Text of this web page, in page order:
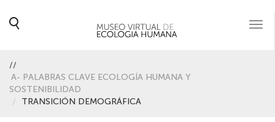
//
A- PALABRAS CLAVE ECOLOGÍA HUMANA Y
SOSTENIBILIDAD
TRANSICIÓN DEMOGRÁFICA